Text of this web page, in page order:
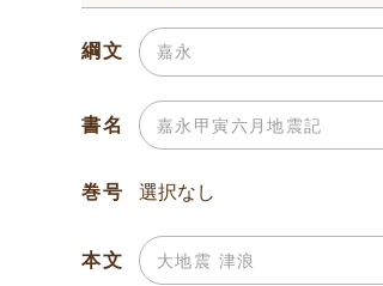
綱文
書名
巻号
本文